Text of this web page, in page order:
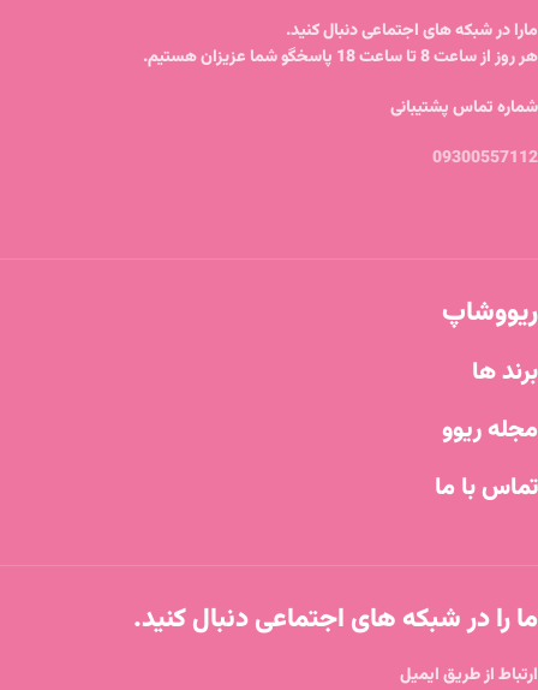
مارا در شبکه های اجتماعی دنبال کنید.
هر روز از ساعت 8 تا ساعت 18 پاسخگو شما عزیزان هستیم.
شماره تماس پشتیبانی
09300557112
ریووشاپ
برند ها
مجله ریوو
تماس با ما
ما را در شبکه های اجتماعی دنبال کنید.
ارتباط از طریق ایمیل